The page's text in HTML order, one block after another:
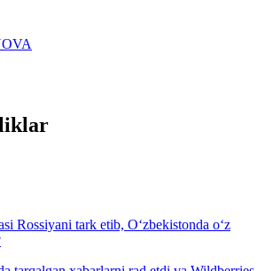
Rossiyani tark etib, O‘zbekistonda o‘z